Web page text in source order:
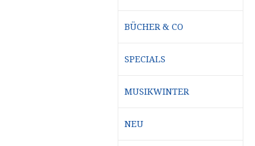
BÜCHER & CO
SPECIALS
MUSIKWINTER
NEU